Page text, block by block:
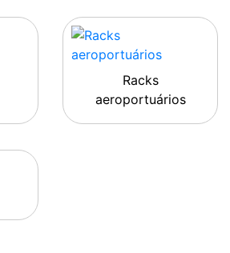
Racks
aeroportuários